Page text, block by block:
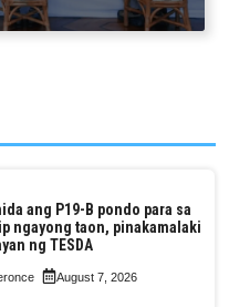
Act
ang P19-B pondo para sa
ngayong taon, pinakamalaki
ng TESDA
August 7, 2026